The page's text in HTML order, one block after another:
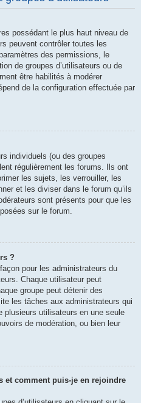
possédant le plus haut niveau de
peuvent contrôler toutes les
des permissions, le
de groupes d’utilisateurs ou de
être habilités à modérer
de la configuration effectuée par
individuels (ou des groupes
régulièrement les forums. Ils ont
les sujets, les verrouiller, les
et les diviser dans le forum qu’ils
sont présents pour que les
sur le forum.
?
pour les administrateurs du
Chaque utilisateur peut
groupe peut détenir des
les tâches aux administrateurs qui
plusieurs utilisateurs en une seule
de modération, ou bien leur
et comment puis-je en rejoindre